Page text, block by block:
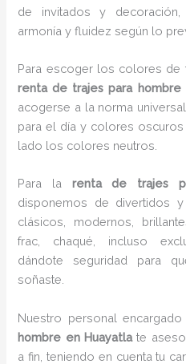
de invitados y decoración,
armonía y fluidez según lo
Para escoger los colores de
renta de trajes para hombre
acogerse a la norma
para el día y colores
lado los colores neutros.
Para la renta de trajes
disponemos de divertidos
clásicos, modernos,
frac, chaqué, incluso
dándote seguridad para
soñaste.
Nuestro personal
hombre en Huayatlate
a fin, teniendo en cuenta tu